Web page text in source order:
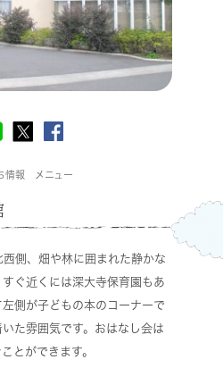
情報 メニュー
側、畑や林に囲まれた静かな
ぐ近くには深大寺保育園もあ
側が子どもの本のコーナーで
た雰囲気です。おはなし会は
とができます。